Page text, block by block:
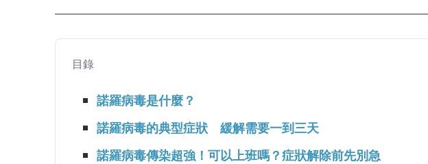
目錄
諾羅病毒是什麼？
諾羅病毒的典型症狀 緩解需要一到三天
諾羅病毒傳染超強！可以上班嗎？症狀解除前先別急